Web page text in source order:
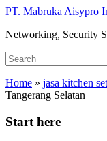
Skip
main
PT. Mabruka Aisypro
Networking, Security
Search
for:
Home » jasa kitchen set
Tangerang Selatan
Start here